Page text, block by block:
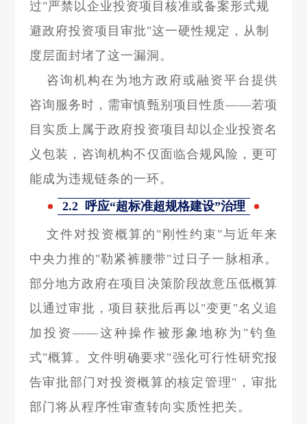
过"严禁以企业投资项目核准或备案形式规
避政府投资项目审批"这一硬性规定，从制
度层面封堵了这一漏洞。
咨询机构在为地方政府或融资平台提供
咨询服务时，需审慎甄别项目性质——若项
目实质上属于政府投资项目却以企业投资名
义包装，咨询机构不仅面临合规风险，更可
能成为违规链条的一环。
2.2 呼应“超标准超规格建设”治理
文件对投资概算的"刚性约束"与近年来
中央力推的"勒紧裤腰带"过日子一脉相承。
部分地方政府在项目决策阶段故意压低概算
以通过审批，项目获批后再以"变更"名义追
加投资——这种操作被形象地称为"钓鱼
式"概算。文件明确要求"强化可行性研究报
告审批部门对投资概算的核定管理"，审批
部门将从程序性审查转向实质性把关。